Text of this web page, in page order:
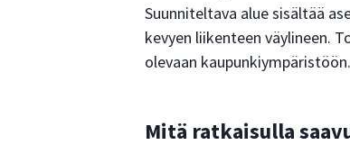
Suunniteltava alue sisältää
kevyen liikenteen väylineen.
olevaan kaupunkiympäristöön.
Mitä ratkaisulla